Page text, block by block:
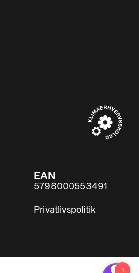
EAN
5798000553491
Privatlivspolitik